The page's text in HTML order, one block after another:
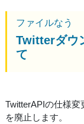
ファイルなう
Twitterダウ
て
TwitterAPIの仕様
を廃止します。